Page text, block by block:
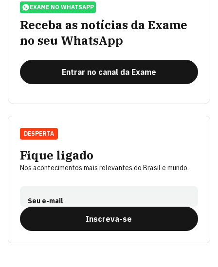
EXAME NO WHATSAPP
Receba as notícias da Exame
no seu WhatsApp
Entrar no canal da Exame
Fique ligado
Nos acontecimentos mais relevantes do Brasil e mundo.
Seu e-mail
Inscreva-se
DESPERTA